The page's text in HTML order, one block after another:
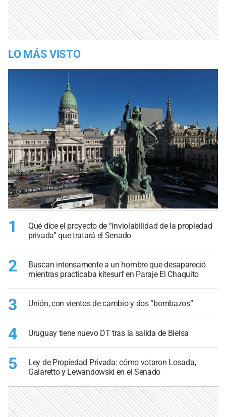
LO MÁS VISTO
1
Qué dice el proyecto de “inviolabilidad de la propiedad
privada” que tratará el Senado
2
Buscan intensamente a un hombre que desapareció
mientras practicaba kitesurf en Paraje El Chaquito
3 Unión, con vientos de cambio y dos “bombazos”
4 Uruguay tiene nuevo DT tras la salida de Bielsa
5
Ley de Propiedad Privada: cómo votaron Losada,
Galaretto y Lewandowski en el Senado